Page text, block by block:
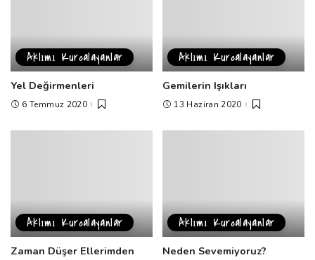
Aklımı Kurcalayanlar
Yel Değirmenleri
6 Temmuz 2020
Aklımı Kurcalayanlar
Gemilerin Işıkları
13 Haziran 2020
Aklımı Kurcalayanlar
Zaman Düşer Ellerimden
Aklımı Kurcalayanlar
Neden Sevemiyoruz?